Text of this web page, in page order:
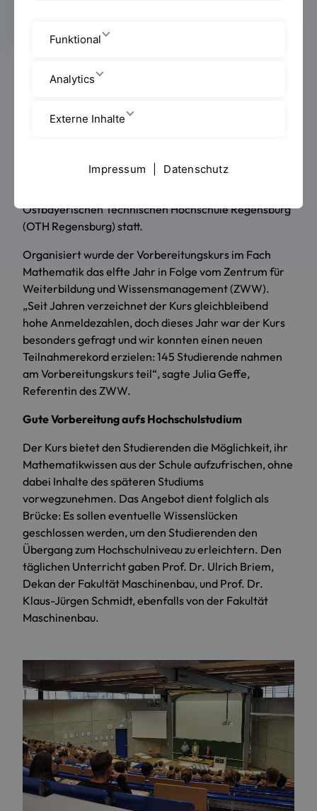
Für Studienanfängerinnen und Studienanfänger der
Gebäudeklimatikund Industriedesign der Fakultät
zum 26. September 2019, ein zweiwöchiger
Ostbayerischen Technischen Hochschule Regensburg
(OTH Regensburg) statt.
Organisiert wurde der Vorbereitungskurs im Fach
Mathematik das elfte Jahr in Folge vom Zentrum für
Weiterbildung und Wissensmanagement (ZWW).
„Seit Jahren verzeichnet der Kurs gleichbleibend
hohe Anmeldezahlen, doch dieses Jahr war der Kurs
besonders gefragt und wir konnten einen neuen
Teilnahmerekord erzielen: 145 Studierende nahmen
am Vorbereitungskurs teil“, sagte Julia Geffe,
Referentin des ZWW.
Gute Vorbereitung aufs Hochschulstudium
Der Kurs bietet den Studierenden die Möglichkeit, ihr
Mathematikwissen aus der Schule aufzufrischen, ohne
dabei Inhalte des späteren Studiums
vorwegzunehmen. Das Angebot dient folglich als
Brücke: Es sollen eventuelle Wissenslücken
geschlossen werden, um den Studierenden den
Übergang zum Hochschulniveau zu erleichtern. Den
täglichen Unterricht gaben Prof. Dr. Ulrich Briem,
Dekan der Fakultät Maschinenbau, und Prof. Dr.
Klaus-Jürgen Schmidt, ebenfalls von der Fakultät
Maschinenbau.
Funktional
Analytics
Externe Inhalte
Impressum Datenschutz